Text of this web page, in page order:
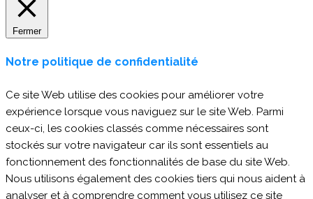
Fermer
Notre politique de confidentialité
Ce site Web utilise des cookies pour améliorer votre
expérience lorsque vous naviguez sur le site Web. Parmi
ceux-ci, les cookies classés comme nécessaires sont
stockés sur votre navigateur car ils sont essentiels au
fonctionnement des fonctionnalités de base du site Web.
Nous utilisons également des cookies tiers qui nous aident à
analyser et à comprendre comment vous utilisez ce site